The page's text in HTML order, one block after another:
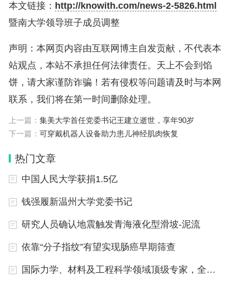
国家社科基金研究项目以及教育部、国务院侨办、中
国侨联研究项目等多项国家级、省部级课题，出版著
作有《延续与变革：1949—1956年广东侨批业管理
政策研究》等，相关科研成果曾荣获广东省哲学社会
科学优秀成果一等奖，参与完成的教学成果先后获得
广东省教学成果奖特等奖、国家级教学成果奖二等奖
个人”称号。
关柏鸥，男，1972年出生，教授，博士生导师，曾
任暨南大学光子技术研究院院长兼党总支书记、理工
科建设委员会主任、校学位委员会委员、广东省光纤
传感与通信技术重点实验室主任。2019年当选美国
光学学会会士（OSA Fellow）。
关柏鸥主要从事光纤器件、光纤传感技术、生物光子
本文链接： http://knowith.com/news-2-5826.html
暨南大学领导班子成员调整
声明：本网页内容由互联网博主自发贡献，不代表本
站观点，本站不承担任何法律责任。天上不会到馅
饼，请大家谨防诈骗！若有侵权等问题请及时与本网
联系，我们将在第一时间删除处理。
上一篇： 集美大学首任党委书记王建立逝世，享年90岁
下一篇： 可穿戴机器人设备助力患儿神经肌肉恢复
热门文章
中国人民大学获捐1.5亿
钱强履新温州大学党委书记
研究人员确认地震触发青海液化型滑坡-泥流
依靠“分子指纹”有望实现肠癌早期筛查
国际力学、材料及工程科学领域顶级专家，全职加盟清华